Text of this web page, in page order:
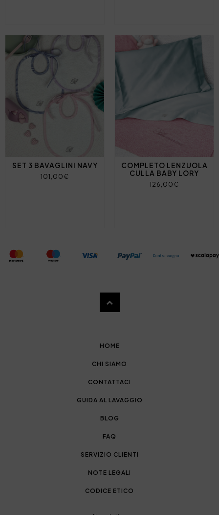
SET 3 BAVAGLINI NAVY
101,00€
COMPLETO LENZUOLA
CULLA BABY LORY
126,00€
HOME
CHI SIAMO
CONTATTACI
GUIDA AL LAVAGGIO
BLOG
FAQ
SERVIZIO CLIENTI
NOTE LEGALI
CODICE ETICO